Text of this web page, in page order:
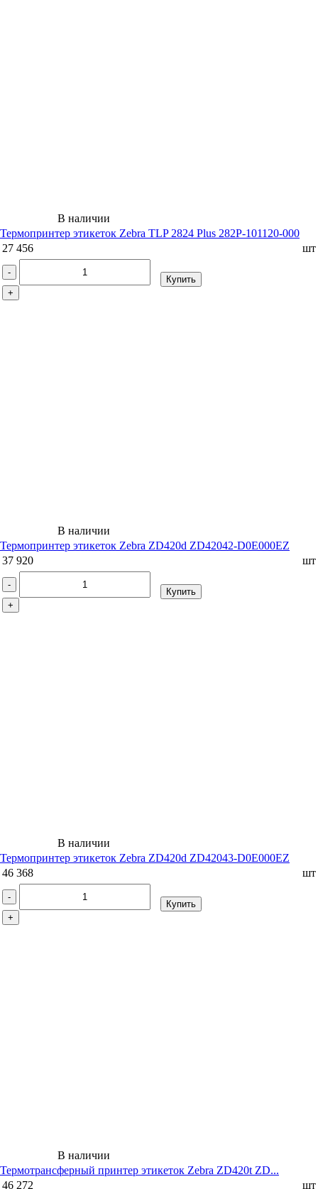
В наличии
Термопринтер этикеток Zebra ТLP 2824 Plus 282P-101120-000
27 456
шт
-
+
Купить
В наличии
Термопринтер этикеток Zebra ZD420d ZD42042-D0E000EZ
37 920
шт
-
+
Купить
В наличии
Термопринтер этикеток Zebra ZD420d ZD42043-D0E000EZ
46 368
шт
-
+
Купить
В наличии
Термотрансферный принтер этикеток Zebra ZD420t ZD...
46 272
шт